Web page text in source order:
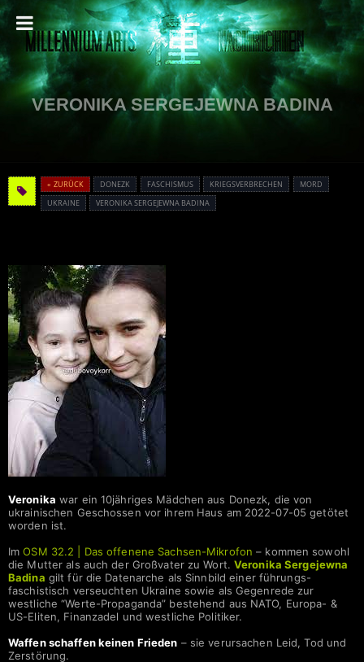
VERONIKA SERGEJEWNA BADINA
« ZURÜCK DONEZK FASCHISMUS KRIEGSVERBRECHEN
MORD
UKRAINE
VERONIKA SERGEJEWNA BADINA
Veronika war ein 10jähriges Mädchen aus Donezk, die von
ukrainischen Geschossen vor ihrem Haus am 2022-07-05 getötet
worden ist.
ImOSM 32.2 | Das offenene Sachsen-Mikrofon – kommen sowohl
die Mutter als auch der Großvater zu Wort.Veronika Sergejewna
Badina gilt für die Datenarche als Sinnbild einer führungs-
faschistisch verseuchten Ukraine sowie als Gegenrede zur
westliche “Werte-Propaganda” bestehend aus NATO, Europa- &
US-Eliten, Finanzadel und westliche Politiker.
Waffen schaffen keinen Frieden – sie verursachen Leid, Tod und
Zerstörung.